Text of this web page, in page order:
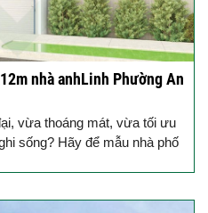
nhà anhLinh Phường An
vừa thoáng mát, vừa tối ưu
sống? Hãy để mẫu nhà phố